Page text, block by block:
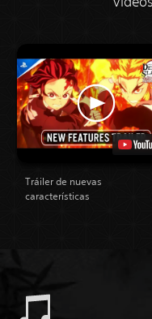
Tráiler de nuevas
características